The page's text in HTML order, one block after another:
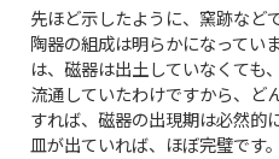
先ほど示したように、窯跡など
陶器の組成は明らかになってい
は、磁器は出土していなくても
流通していたわけですから、ど
すれば、磁器の出現期は必然的
皿が出ていれば、ほぼ完璧です